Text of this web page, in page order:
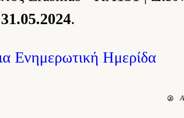
.
Ενημερωτική Ημερίδα